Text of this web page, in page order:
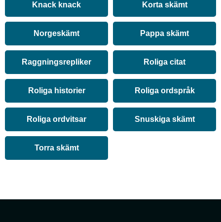
Knack knack Korta skämt
Norgeskämt Pappa skämt
Raggningsrepliker Roliga citat
Roliga historier Roliga ordspråk
Roliga ordvitsar Snuskiga skämt
Torra skämt